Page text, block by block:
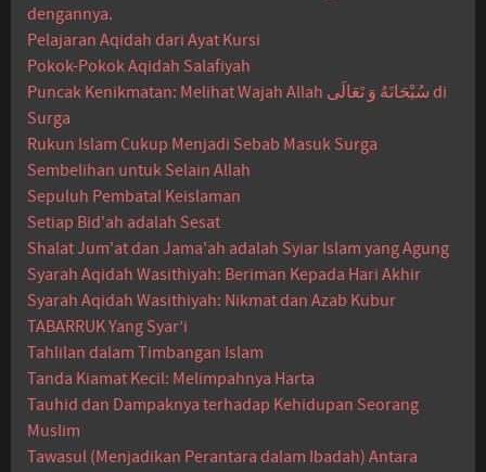
dengannya.
Pelajaran Aqidah dari Ayat Kursi
Pokok-Pokok Aqidah Salafiyah
Puncak Kenikmatan: Melihat Wajah Allah سُبْحَانَهُ وَ تَعَالَى di
Surga
Rukun Islam Cukup Menjadi Sebab Masuk Surga
Sembelihan untuk Selain Allah
Sepuluh Pembatal Keislaman
Setiap Bid'ah adalah Sesat
Shalat Jum'at dan Jama'ah adalah Syiar Islam yang Agung
Syarah Aqidah Wasithiyah: Beriman Kepada Hari Akhir
Syarah Aqidah Wasithiyah: Nikmat dan Azab Kubur
TABARRUK Yang Syar’i
Tahlilan dalam Timbangan Islam
Tanda Kiamat Kecil: Melimpahnya Harta
Tauhid dan Dampaknya terhadap Kehidupan Seorang
Muslim
Tawasul (Menjadikan Perantara dalam Ibadah) Antara